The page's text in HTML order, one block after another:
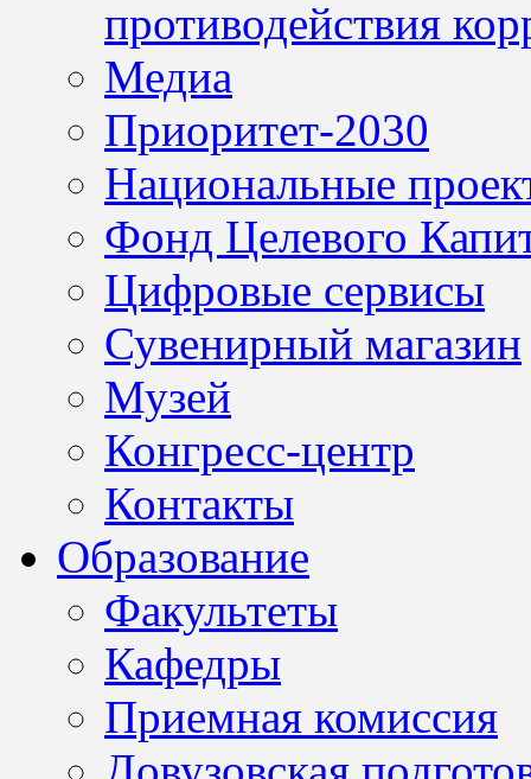
противодействия
Медиа
Приоритет-2030
Национальные
Фонд Целевого
Цифровые сервисы
Сувенирный магазин
Музей
Конгресс-центр
Контакты
Образование
Факультеты
Кафедры
Приемная комиссия